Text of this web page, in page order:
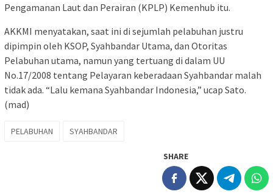
Pengamanan Laut dan Perairan (KPLP) Kemenhub itu.
AKKMI menyatakan, saat ini di sejumlah pelabuhan justru
dipimpin oleh KSOP, Syahbandar Utama, dan Otoritas
Pelabuhan utama, namun yang tertuang di dalam UU
No.17/2008 tentang Pelayaran keberadaan Syahbandar malah
tidak ada. “Lalu kemana Syahbandar Indonesia,” ucap Sato.
(mad)
PELABUHAN SYAHBANDAR
SHARE